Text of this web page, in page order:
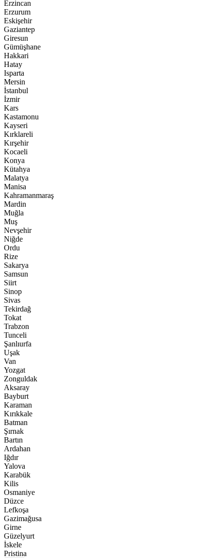
Ağır Suçlarda “Çocuk İndirimi” Tarih Oluyor:
Erzincan
Erzurum
Eskişehir
Gaziantep
Giresun
Gümüşhane
Hakkari
Hatay
Isparta
Mersin
İstanbul
İzmir
Kars
Kastamonu
Kayseri
Kırklareli
Kırşehir
Kocaeli
Konya
Kütahya
Malatya
Manisa
Kahramanmaraş
Mardin
Muğla
Muş
Nevşehir
Niğde
Ordu
Rize
Sakarya
Samsun
Siirt
Sinop
Sivas
Tekirdağ
Tokat
Trabzon
Tunceli
Şanlıurfa
Uşak
Van
Yozgat
Zonguldak
Aksaray
Bayburt
Karaman
Kırıkkale
Batman
Şırnak
Bartın
Ardahan
Iğdır
Yalova
Karabük
Kilis
Osmaniye
Düzce
Lefkoşa
Gazimağusa
Girne
Güzelyurt
İskele
Pristina